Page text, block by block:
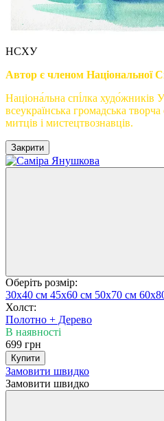
НСХУ
Автор є членом Національної
Націона́льна спі́лка
всеукраїнська громадська
митців і мистецтвознавців.
Закрити
Оберіть розмір:
30х40 см 45х60 см 50х70 см
Холст:
Полотно + Дерево
В наявності
699 грн
Купити
Замовити швидко
Замовити швидко